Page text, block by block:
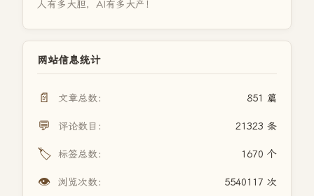
人有多大胆，AI有多大产！
网站信息统计
📄 文章总数： 851 篇
💬 评论数目： 21323 条
🏷️ 标签总数： 1670 个
👁️ 浏览次数： 5540117 次